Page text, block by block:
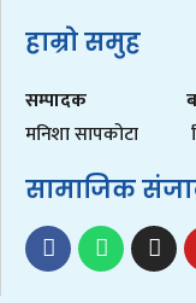
हाम्रो समुह
सम्पादक
मनिशा सापकोटा
सामाजिक